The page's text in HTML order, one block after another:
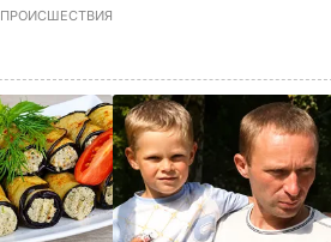
ПРОИСШЕСТВИЯ